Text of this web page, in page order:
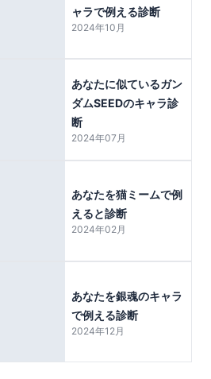
ャラで例える診断
2024年10月
あなたに似ているガン
ダムSEEDのキャラ診
断
2024年07月
あなたを猫ミームで例
えると診断
2024年02月
あなたを銀魂のキャラ
で例える診断
2024年12月